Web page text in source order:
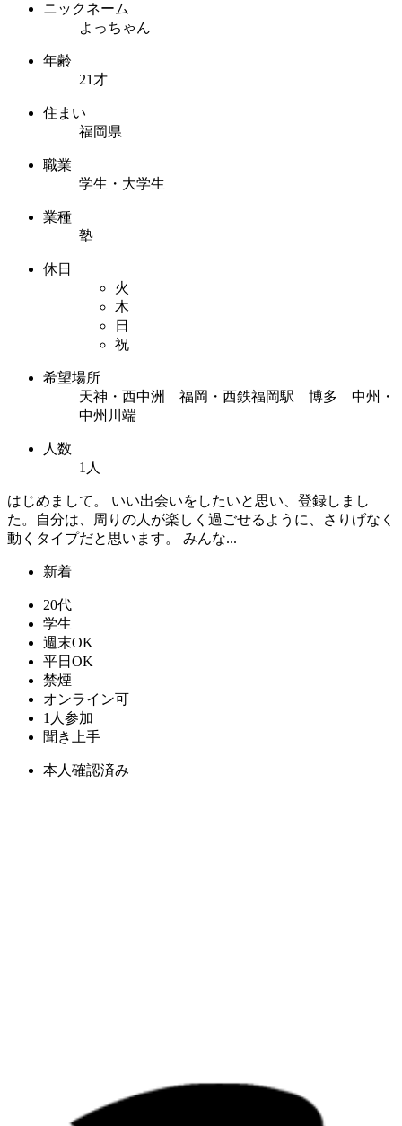
ニックネーム
よっちゃん
年齢
21才
住まい
福岡県
職業
学生・大学生
業種
塾
休日
火
木
日
祝
希望場所
天神・西中洲 福岡・西鉄福岡駅 博多 中州・
中州川端
人数
1人
はじめまして。 いい出会いをしたいと思い、登録しまし
た。自分は、周りの人が楽しく過ごせるように、さりげなく
動くタイプだと思います。 みんな...
新着
20代
学生
週末OK
平日OK
禁煙
オンライン可
1人参加
聞き上手
本人確認済み